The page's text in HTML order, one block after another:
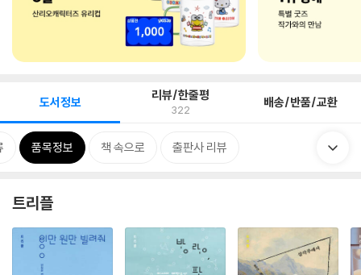
도서정보 리뷰/한줄평
322 배송/반품/교환
품목정보 책 속으로 출판사 리뷰
트리플